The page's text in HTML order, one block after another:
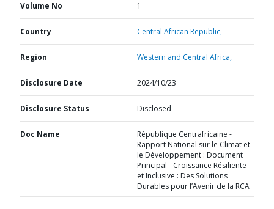
Volume No 1
Country Central African Republic,
Region Western and Central Africa,
Disclosure Date 2024/10/23
Disclosure Status Disclosed
Doc Name
République Centrafricaine -
Rapport National sur le Climat et
le Développement : Document
Principal - Croissance Résiliente
et Inclusive : Des Solutions
Durables pour l’Avenir de la RCA